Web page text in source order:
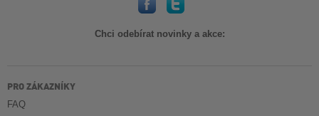
Chci odebírat novinky a akce:
PRO ZÁKAZNÍKY
FAQ